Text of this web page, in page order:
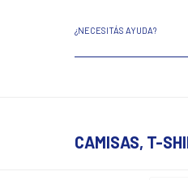
¿NECESITÁS AYUDA?
CAMISAS, T-